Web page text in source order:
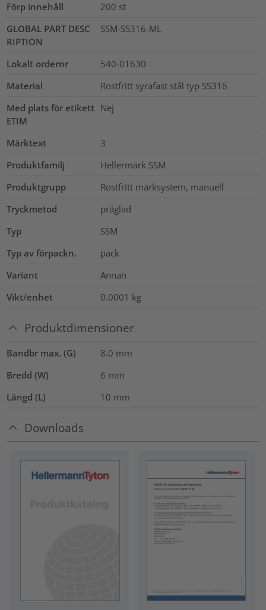
Förp innehåll
200 st
GLOBAL PART DESC
RIPTION
SSM-SS316-ML
Lokalt ordernr
540-01630
Material
Rostfritt syrafast stål typ SS316
Med plats för etikett
ETIM
Nej
Märktext
3
Produktfamilj
Hellermark SSM
Produktgrupp
Rostfritt märksystem, manuell
Tryckmetod
präglad
Typ
SSM
Typ av förpackn.
pack
Variant
Annan
Vikt/enhet
0.0001 kg
Produktdimensioner
Bandbr max. (G) 8.0 mm
Bredd (W)
6 mm
Längd (L)
10 mm
Downloads